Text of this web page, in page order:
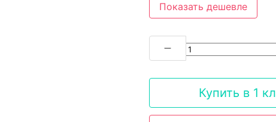
Показать дешевле
Купить в 1